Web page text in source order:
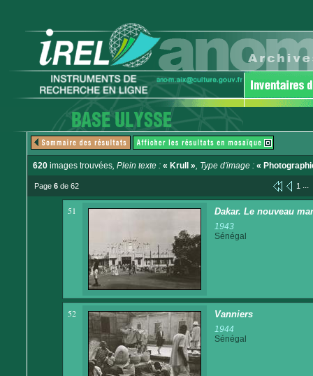
620 images trouvées, Plein texte : « Krull », Type d'image : «
Page 6 de 62 1 ...
51 Dakar. Le nouveau
1943
Sénégal
52 Vanniers
1944
Sénégal